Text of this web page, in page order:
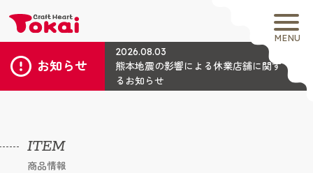
MENU
お知らせ
2026.08.03
熊本地震の影響による休業店舗に関す
るお知らせ
ITEM
商品情報